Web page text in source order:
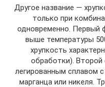
Другое название —
только при
одновременно. Первый
выше температуры
хрупкость
обработки).
легированным сплавом
марганца или никеля.